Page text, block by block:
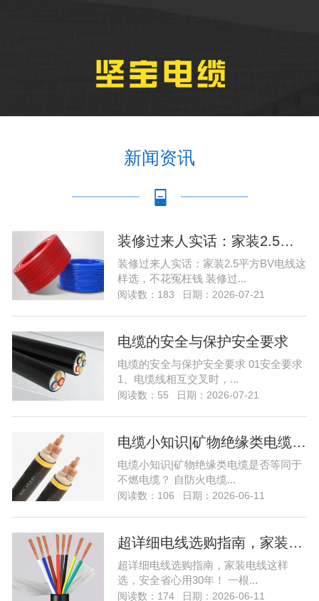
新闻资讯
装修过来人实话：家装2.5平方BV电线这样
装修过来人实话：家装2.5平方BV电线这
样选，不花冤枉钱 装修过...
阅读数：183 日期：2026-07-21
电缆的安全与保护安全要求
电缆的安全与保护安全要求 01安全要求
1、电缆线相互交叉时，...
阅读数：55 日期：2026-07-21
电缆小知识|矿物绝缘类电缆是否等同于不
电缆小知识|矿物绝缘类电缆是否等同于
不燃电缆？ 自防火电缆...
阅读数：106 日期：2026-06-11
超详细电线选购指南，家装电线这样选，
超详细电线选购指南，家装电线这样
选，安全省心用30年！ 一根...
阅读数：174 日期：2026-06-11